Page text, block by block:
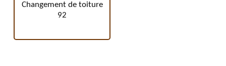
Changement de toiture
92